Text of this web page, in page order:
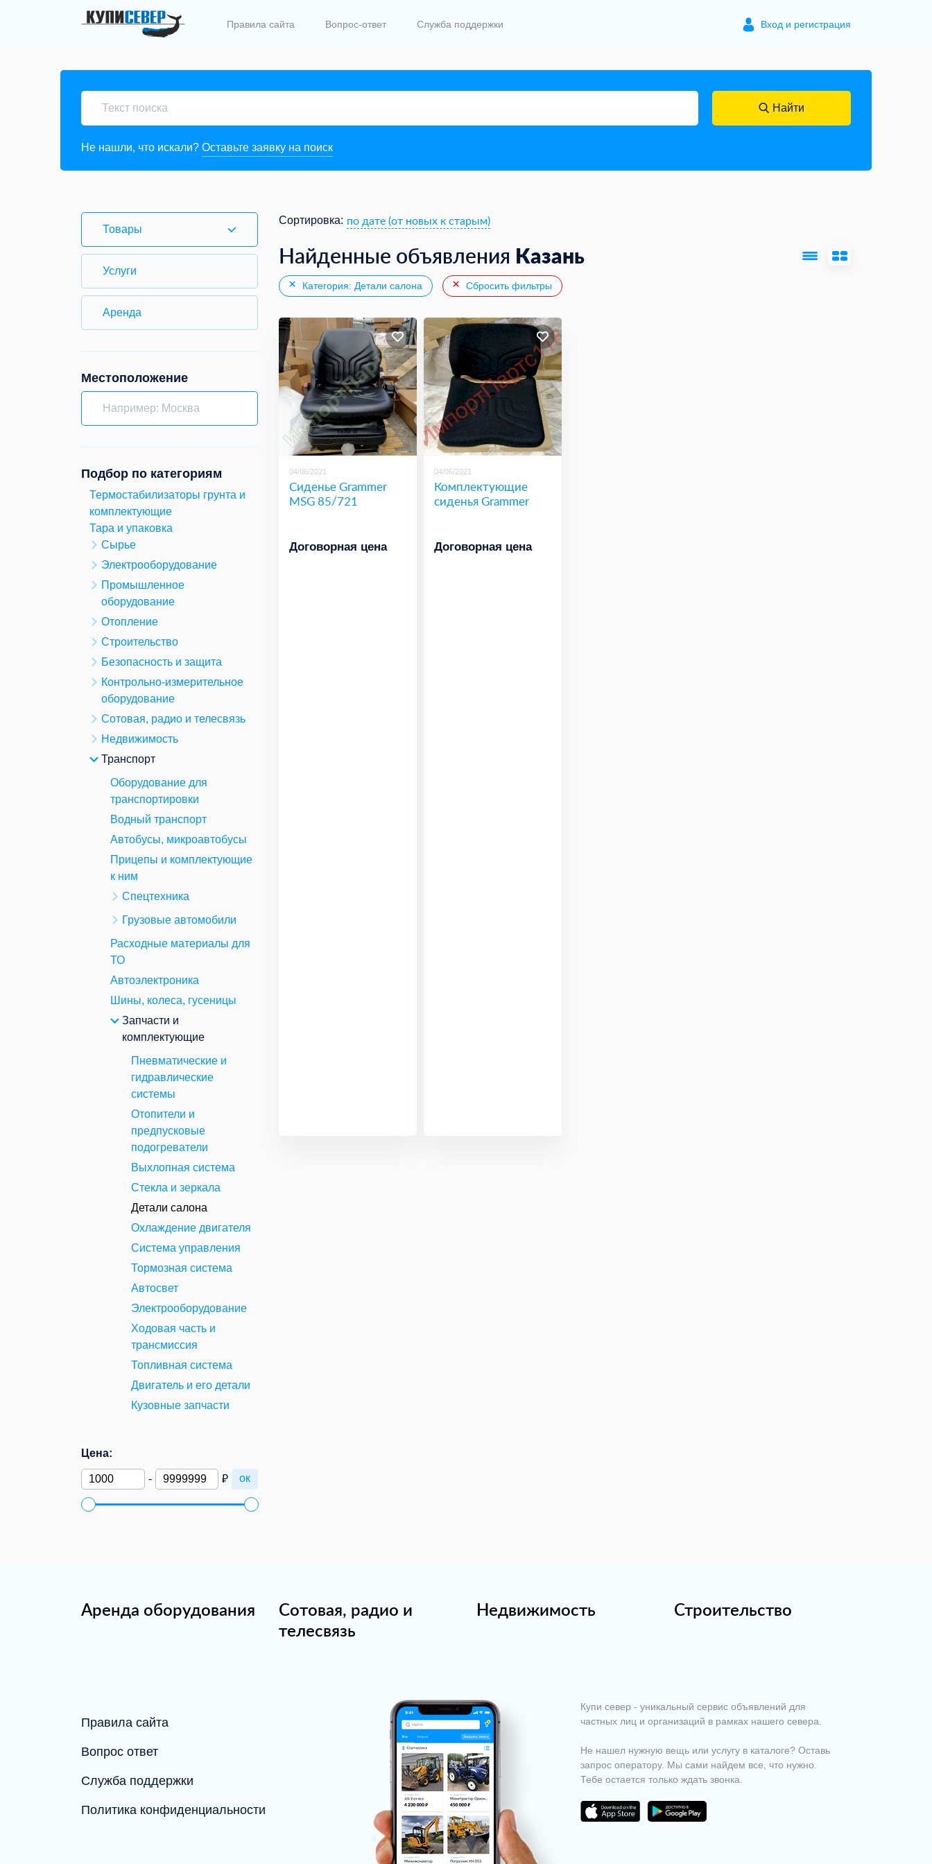
Правила сайта Вопрос-ответ Служба поддержки Вход и регистрация
Найти
Не нашли, что искали? Оставьте заявку на поиск
Товары
Услуги
Аренда
Местоположение
Подбор по категориям
Термостабилизаторы грунта и
комплектующие
Тара и упаковка
Сырье
Электрооборудование
Промышленное
оборудование
Отопление
Строительство
Безопасность и защита
Контрольно-измерительное
оборудование
Сотовая, радио и телесвязь
Недвижимость
Транспорт
Оборудование для
транспортировки
Водный транспорт
Автобусы, микроавтобусы
Прицепы и комплектующие
к ним
Спецтехника
Грузовые автомобили
Расходные материалы для
ТО
Автоэлектроника
Шины, колеса, гусеницы
Запчасти и
комплектующие
Пневматические и
гидравлические
системы
Отопители и
предпусковые
подогреватели
Выхлопная система
Стекла и зеркала
Детали салона
Охлаждение двигателя
Система управления
Тормозная система
Автосвет
Электрооборудование
Ходовая часть и
трансмиссия
Топливная система
Двигатель и его детали
Кузовные запчасти
Цена:
- ₽ ок
Сортировка: по дате (от новых к старым)
Найденные объявления Казань
Категория: Детали салона Сбросить фильтры
04/06/2021
Сиденье Grammer
MSG 85/721
Договорная цена
04/06/2021
Комплектующие
сиденья Grammer
Договорная цена
Аренда оборудования
Сотовая, радио и
телесвязь
Недвижимость Строительство
Правила сайта
Вопрос ответ
Служба поддержки
Политика конфиденциальности
Купи север - уникальный сервис объявлений для
частных лиц и организаций в рамках нашего севера.
Не нашел нужную вещь или услугу в каталоге? Оставь
запрос оператору. Мы сами найдем все, что нужно.
Тебе остается только ждать звонка.